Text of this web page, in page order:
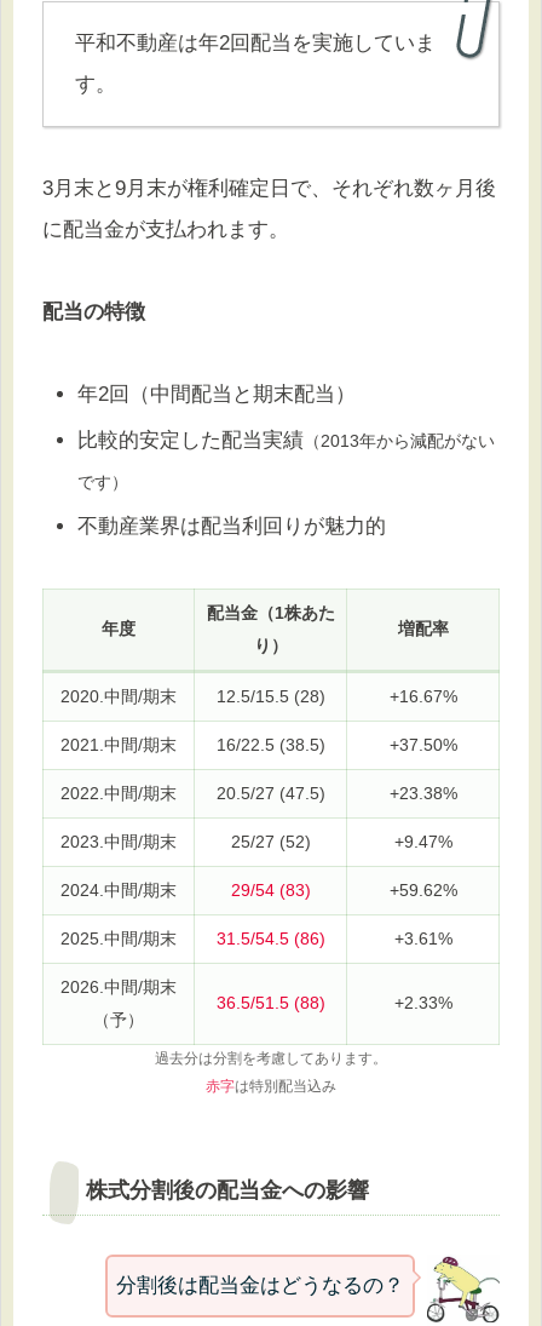
平和不動産は年2回配当を実施していま
す。
3月末と9月末が権利確定日で、それぞれ数ヶ月後
に配当金が支払われます。
配当の特徴
年2回（中間配当と期末配当）
比較的安定した配当実績 （2013年から減配がない
です）
不動産業界は配当利回りが魅力的
年度
配当金（1株あた
り）
増配率
2020.中間/期末 12.5/15.5 (28) +16.67%
2021.中間/期末 16/22.5 (38.5) +37.50%
2022.中間/期末 20.5/27 (47.5) +23.38%
2023.中間/期末 25/27 (52) +9.47%
2024.中間/期末 29/54 (83) +59.62%
2025.中間/期末 31.5/54.5 (86) +3.61%
2026.中間/期末
（予）
36.5/51.5 (88) +2.33%
過去分は分割を考慮してあります。
赤字は特別配当込み
株式分割後の配当金への影響
分割後は配当金はどうなるの？